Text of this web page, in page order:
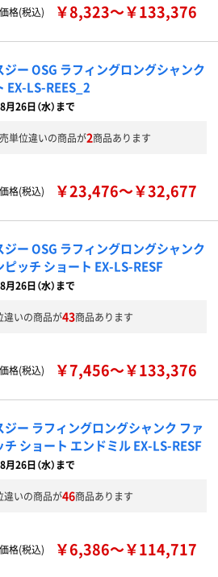
格(税込)
￥8,323～￥133,376
ジー OSG ラフィングロングシャンク
EX-LS-REES_2
月26日（水）まで
売単位違いの商品が2商品あります
格(税込)
￥23,476～￥32,677
ジー OSG ラフィングロングシャンク
ピッチ ショート EX-LS-RESF
月26日（水）まで
違いの商品が43商品あります
格(税込)
￥7,456～￥133,376
ジー ラフィングロングシャンク ファ
チ ショート エンドミル EX-LS-RESF
月26日（水）まで
違いの商品が46商品あります
格(税込)
￥6,386～￥114,717